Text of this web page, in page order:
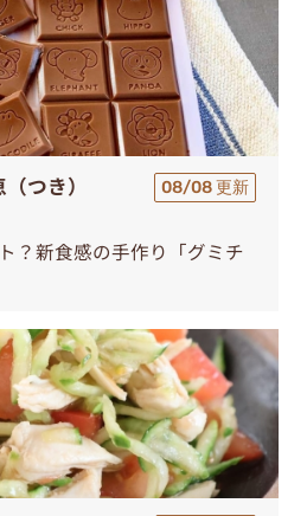
つき） 08/08 更新
？新食感の手作り「グミチ